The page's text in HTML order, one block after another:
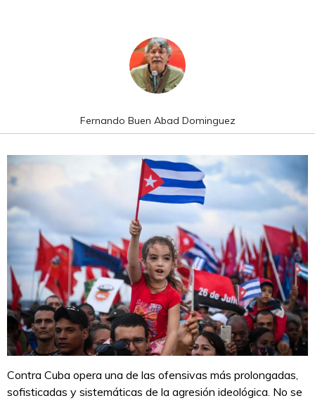
Fernando Buen Abad Dominguez
Contra Cuba opera una de las ofensivas más prolongadas,
sofisticadas y sistemáticas de la agresión ideológica. No se